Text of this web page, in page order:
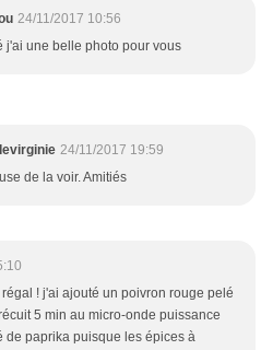
24/11/2017 10:56
j'ai une belle photo pour vous
24/11/2017 19:59
de la voir. Amitiés
! j'ai ajouté un poivron rouge pelé
5 min au micro-onde puissance
de paprika puisque les épices à